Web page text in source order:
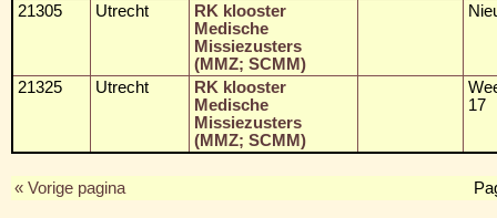
21305 Utrecht
RK klooster
Medische
Missiezusters
(MMZ; SCMM)
21325 Utrecht
RK klooster
Medische
Missiezusters
(MMZ; SCMM)
17
« Vorige pagina